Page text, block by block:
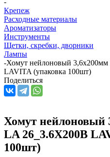
Крепеж
Расходные материалы
Ароматизаторы
Инструменты
Щетки, скребки, дворники
Лампы
-Хомут нейлоновый
LAVITA (упаковка 100шт)
Поделиться
Хомут нейлоновый
LA 26_3.6X200B
100шт)